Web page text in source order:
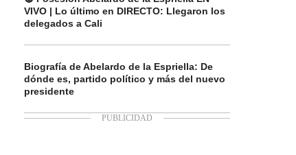
VIVO | Lo último en DIRECTO: Llegaron los
delegados a Cali
Biografía de Abelardo de la Espriella: De
dónde es, partido político y más del nuevo
presidente